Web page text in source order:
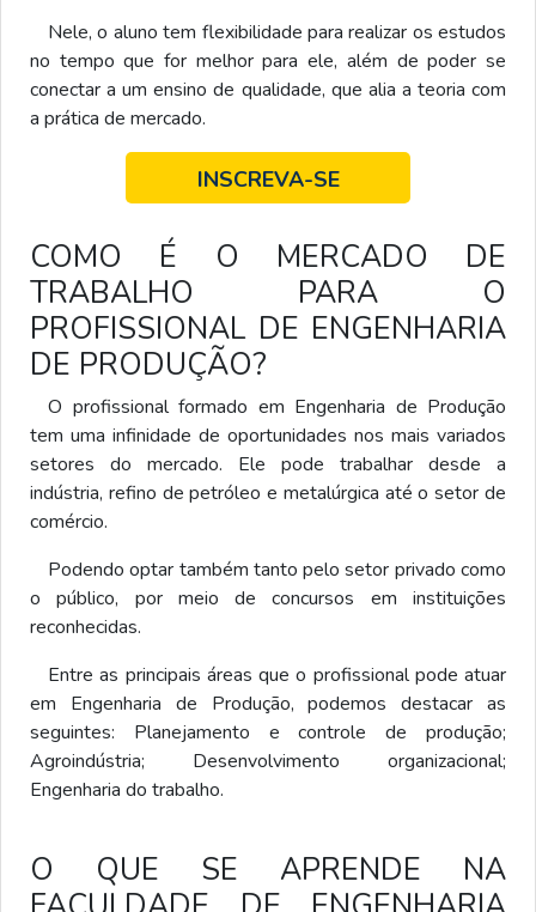
Nele, o aluno tem flexibilidade para realizar os estudos
no tempo que for melhor para ele, além de poder se
conectar a um ensino de qualidade, que alia a teoria com
a prática de mercado.
INSCREVA-SE
COMO É O MERCADO DE
TRABALHO PARA O
PROFISSIONAL DE ENGENHARIA
DE PRODUÇÃO?
O profissional formado em Engenharia de Produção
tem uma infinidade de oportunidades nos mais variados
setores do mercado. Ele pode trabalhar desde a
indústria, refino de petróleo e metalúrgica até o setor de
comércio.
Podendo optar também tanto pelo setor privado como
o público, por meio de concursos em instituições
reconhecidas.
Entre as principais áreas que o profissional pode atuar
em Engenharia de Produção, podemos destacar as
seguintes: Planejamento e controle de produção;
Agroindústria; Desenvolvimento organizacional;
Engenharia do trabalho.
O QUE SE APRENDE NA